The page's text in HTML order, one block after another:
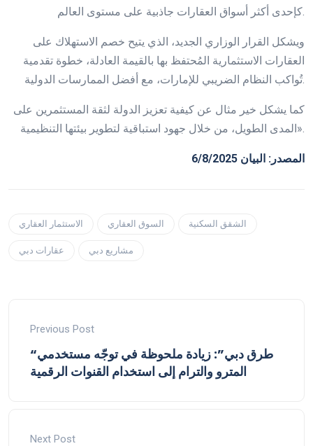
كإحدى أكثر أسواق العقارات جاذبية على مستوى العالم.
ويشكل القرار الوزاري الجديد، الذي يتيح خصم الاستهلاك على
العقارات الاستثمارية المُحتفظ بها بالقيمة العادلة، خطوة تقدمية
تُواكب النظام الضريبي للإمارات، مع أفضل الممارسات الدولية.
كما يشكل خير مثال عن كيفية تعزيز الدولة لثقة المستثمرين على
المدى الطويل، من خلال جهود استباقية لتطوير بيئتها التنظيمية».
المصدر: البيان 6/8/2025
الاستثمار العقاري السوق العقاري الشقق السكنية
عقارات دبي مشاريع دبي
Previous Post
“طرق دبي”: زيادة ملحوظة في توجّه مستخدمي
المترو والترام إلى استخدام القنوات الرقمية
Next Post